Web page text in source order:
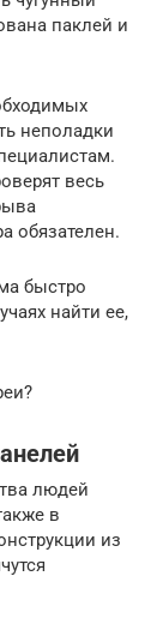
паклей и
неполадки
весь
обязателен.
быстро
найти ее,
людей
в
из